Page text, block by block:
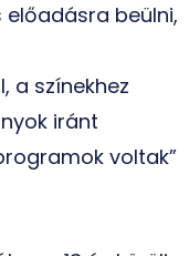
beülni,
a színekhez
iránt
voltak”